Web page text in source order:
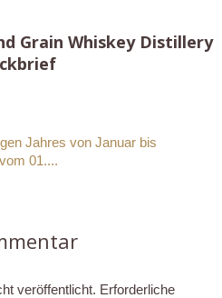
Grain Whiskey Distillery
Jahres von Januar bis
01....
veröffentlicht. Erforderliche